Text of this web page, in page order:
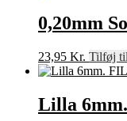
0,20mm
23,95 Kr. Tilføj
Lilla